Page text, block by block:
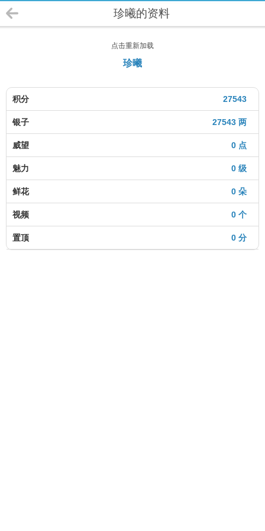
珍曦的资料
点击重新加载
珍曦
27543
积分
27543 两
银子
0 点
威望
0 级
魅力
0 朵
鲜花
0 个
视频
0 分
置顶